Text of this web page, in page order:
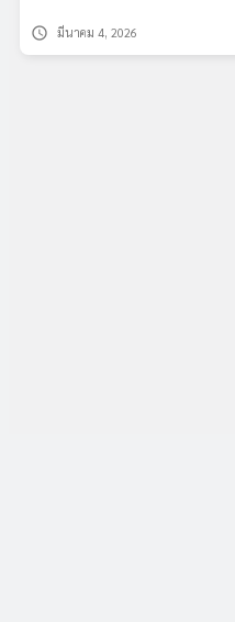
schedule มีนาคม 4, 2026